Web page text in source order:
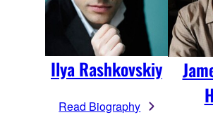
Ilya Rashkovskiy
Read Biography